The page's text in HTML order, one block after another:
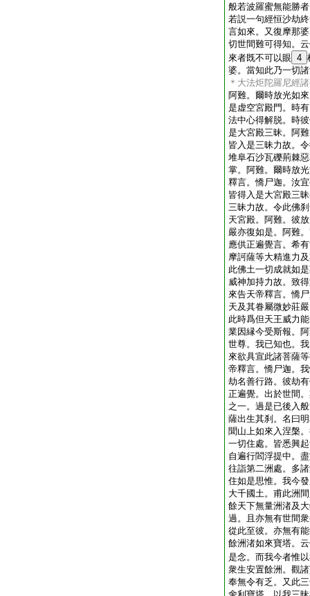
般若波羅蜜無能勝
若説一句經恒沙劫
言如來。又復摩那
切世間難可得知。
來者既不可以眼 4
婆。當知此乃一切
＊大法炬陀羅尼經
阿難。爾時放光如
是虚空宮殿門。時
法中心得解脱。時
是大宮殿三昧。阿
皆入是三昧力故。
堆阜石沙瓦礫荊棘
掌。阿難。爾時放
釋言。憍尸迦。汝
皆得入是大宮殿三
三昧力故。令此佛
天宮殿。阿難。彼
嚴亦復如是。阿難
應供正遍覺言。希
摩訶薩等大精進力
此佛土一切成就如
威神加持力故。致
來告天帝釋言。憍
天及其眷屬微妙莊
此時爲但天王威力
業因縁今受斯報。
世尊。我已知也。
來欲具宣此諸菩薩
帝釋言。憍尸迦。
劫名善行路。彼劫
正遍覺。出於世間
之一。過是已後入
薩出生其刹。名曰
聞山上如來入涅槃
一切住處。皆悉興
自遍行閻浮提中。
往詣第二洲處。多
住如是思惟。我今
大千國土。甫此洲
餘天下無量洲渚及
過。且亦無有世間
從此至彼。亦無有
餘洲渚如來寶塔。
是念。而我今者惟
衆生安置餘洲。觀
奉無令有乏。又此